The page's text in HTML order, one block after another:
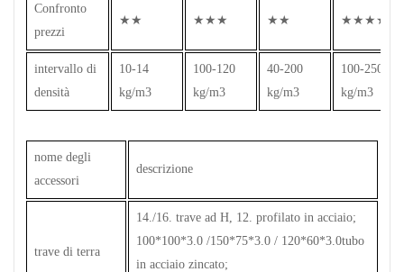
Confronto
prezzi
★★ ★★★ ★★ ★★★★
intervallo di
densità
10-14
kg/m3
100-120
kg/m3
40-200
kg/m3
100-250
kg/m3
nome degli
accessori
descrizione
trave di terra
14./16. trave ad H, 12. profilato in acciaio;
100*100*3.0 /150*75*3.0 / 120*60*3.0tubo
in acciaio zincato;